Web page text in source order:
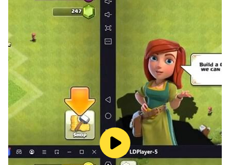
[핫도그가게]: 핫도그를 먹을 수 있습니다.
[편의점]: 삼각김밥과 컵라면을 먹을 수 있습니다.
[태권도장]: 승급심사 게임을 통해 흰띠에서 검은띠까지 딸
수 있습니다. 승급심사 격파는 주먹과 발차기를 사용합니다.
[복싱장]: 펀치력을 키우거나, 관장님과 복싱 시합 미니게임
을 즐길 수 있습니다.
[한푼만화카페]: 거지키우기 회상카드 만화를 볼 수 있습니
다.
[헬스장]: 체력단련과 역기들기 미니게임을 즐길 수 있습니
[라면가게]: 라면을 먹을 수 있습니다.
[아이스크림가게]: 아이스크림을 먹을 수 있습니다.